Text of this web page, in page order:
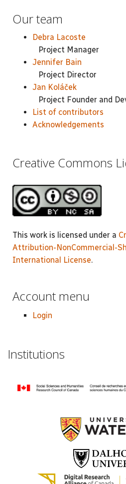
Our team
Debra Lacoste
Project Manager
Jennifer Bain
Project Director
Jan Koláček
Project Founder and
List of contributors
Acknowledgements
Creative Commons
This work is licensed under a
Attribution-NonCommercial-
International License.
Account menu
Login
Institutions